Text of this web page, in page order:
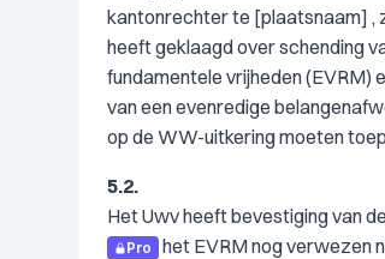
kantonrechter te [plaatsnaam] ,
heeft geklaagd over schending
fundamentele vrijheden (EVRM)
van een evenredige
op de WW-uitkering moeten
5.2.
Het Uwv heeft bevestiging van
Pro het EVRM nog verwezen